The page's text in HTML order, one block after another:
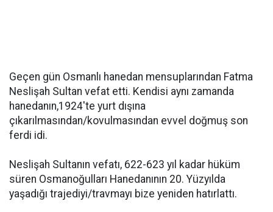
Geçen gün Osmanlı hanedan mensuplarından Fatma
Neslişah Sultan vefat etti. Kendisi aynı zamanda
hanedanın,1924'te yurt dışına
çıkarılmasından/kovulmasından evvel doğmuş son
ferdi idi.
Neslişah Sultanın vefatı, 622-623 yıl kadar hüküm
süren Osmanoğulları Hanedanının 20. Yüzyılda
yaşadığı trajediyi/travmayı bize yeniden hatırlattı.